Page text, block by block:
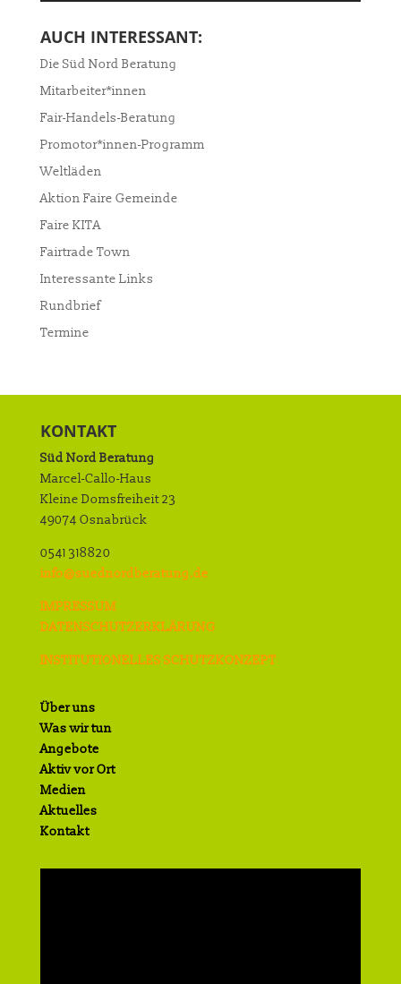
AUCH INTERESSANT:
Die Süd Nord Beratung
Mitarbeiter*innen
Fair-Handels-Beratung
Promotor*innen-Programm
Weltläden
Aktion Faire Gemeinde
Faire KITA
Fairtrade Town
Interessante Links
Rundbrief
Termine
KONTAKT
Süd Nord Beratung
Marcel-Callo-Haus
Kleine Domsfreiheit 23
49074 Osnabrück
0541 318820
info@suednordberatung.de
IMPRESSUM
DATENSCHUTZERKLÄRUNG
INSTITUTIONELLES SCHUTZKONZEPT
Über uns
Was wir tun
Angebote
Aktiv vor Ort
Medien
Aktuelles
Kontakt